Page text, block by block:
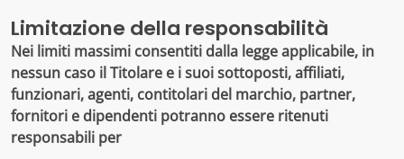
Limitazione della responsabilità
Nei limiti massimi consentiti dalla legge applicabile, in
nessun caso il Titolare e i suoi sottoposti, affiliati,
funzionari, agenti, contitolari del marchio, partner,
fornitori e dipendenti potranno essere ritenuti
responsabili per